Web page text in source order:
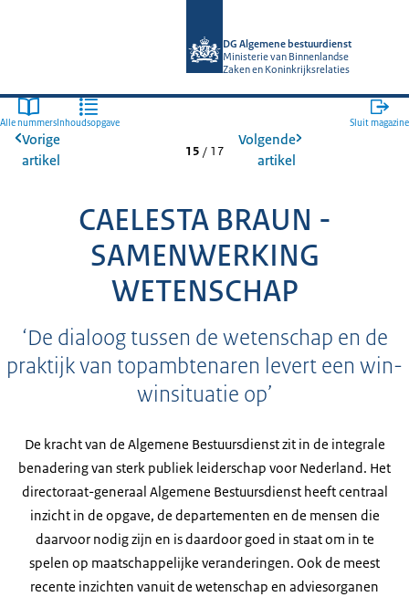
DG Algemene bestuurdienst
Ministerie van Binnenlandse
Zaken en Koninkrijksrelaties
Alle nummers Inhoudsopgave Sluit magazine
Vorige
artikel
15 / 17
Volgende
artikel
CAELESTA BRAUN -
SAMENWERKING
WETENSCHAP
‘De dialoog tussen de wetenschap en de
praktijk van topambtenaren levert een win-
winsituatie op’
De kracht van de Algemene Bestuursdienst zit in de integrale
benadering van sterk publiek leiderschap voor Nederland. Het
directoraat-generaal Algemene Bestuursdienst heeft centraal
inzicht in de opgave, de departementen en de mensen die
daarvoor nodig zijn en is daardoor goed in staat om in te
spelen op maatschappelijke veranderingen. Ook de meest
recente inzichten vanuit de wetenschap en adviesorganen